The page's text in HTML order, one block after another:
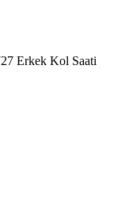
Erkek Kol Saati